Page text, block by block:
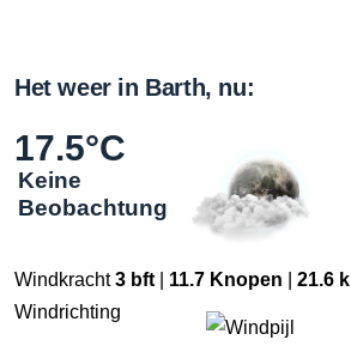
Het weer in Barth, nu:
17.5°C
Keine
Beobachtung
Windkracht3 bft 11.7 Knopen
21.6
Windrichting